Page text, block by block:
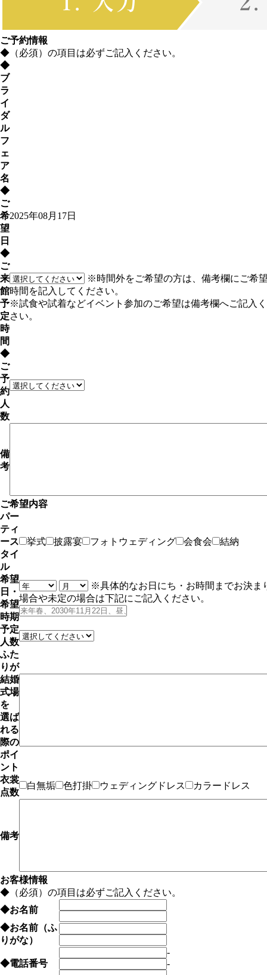
ご予約情報
◆ （必須）の項目は必ずご記入ください。
◆
ブ
ラ
イ
ダ
ル
フ
ェ
ア
名
◆
ご
希
望
日
2025年08月17日
◆
ご
来
館
予
定
時
間
※時間外をご希望の方は、備考欄にご希
時間を記入してください。
※試食や試着などイベント参加のご希望は備考欄へご記入
さい。
◆
ご
予
約
人
数
備
考
ご希望内容
パー
ティ
ース
タイ
ル
挙式 披露宴 フォトウェディング 会食会 結納
希望
日・
希望
時期
※具体的なお日にち・お時間までお決ま
場合や未定の場合は下記にご記入ください。
予定
人数
ふた
りが
結婚
式場
を
選ば
れる
際の
ポイ
ント
衣裳
点数
白無垢 色打掛 ウェディングドレス カラードレス
備考
お客様情報
◆ （必須）の項目は必ずご記入ください。
◆お名前
◆お名前（ふ
りがな）
◆電話番号
-
-